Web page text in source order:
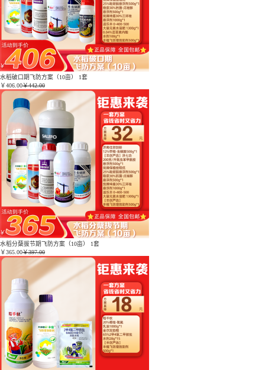
水稻破口期飞防方案（10亩） 1套
￥406.00￥442.00
水稻分蘖拔节期飞防方案（10亩） 1套
￥365.00￥397.00